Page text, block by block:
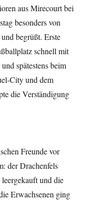
aus Mirecourt bei
besonders von
begrüßt. Erste
schnell mit
spätestens beim
City und dem
die Verständigung
Freunde vor
der Drachenfels
und die
Erwachsenen ging